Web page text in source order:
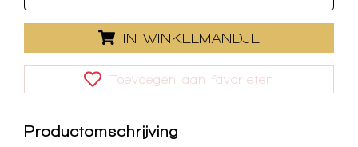
IN WINKELMANDJE
Toevoegen aan favorieten
Productomschrijving